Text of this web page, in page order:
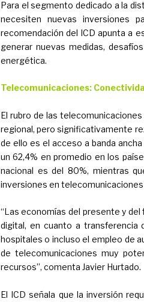
Para el segmento dedicado a la
necesiten nuevas inversiones
recomendación del ICD apunta a
generar nuevas medidas,
energética.
Telecomunicaciones:
El rubro de las
regional, pero significativamente
de ello es el acceso a banda
un 62,4% en promedio en los
nacional es del 80%, mientras
inversiones en telecomunicaciones
“Las economías del presente y
digital, en cuanto a transferencia
hospitales o incluso el empleo de
de telecomunicaciones muy
recursos”, comenta Javier Hurtado.
El ICD señala que la inversión